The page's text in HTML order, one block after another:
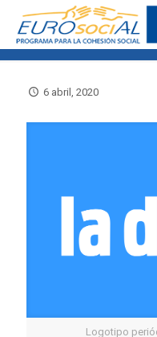
6 abril, 2020
Logotipo